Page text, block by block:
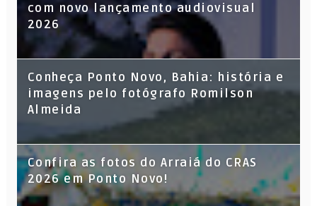
com novo lançamento audiovisual
2026
Conheça Ponto Novo, Bahia: história e
imagens pelo fotógrafo Romilson
Almeida
Confira as fotos do Arraiá do CRAS
2026 em Ponto Novo!